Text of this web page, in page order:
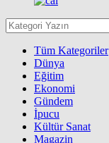
Tüm Kategoriler
Dünya
Eğitim
Ekonomi
Gündem
İpucu
Kültür Sanat
Magazin